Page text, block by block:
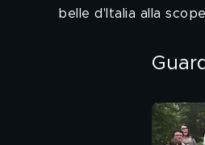
belle d'Italia alla